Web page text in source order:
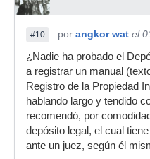
#10 por angkor wat el
¿Nadie ha probado el
a registrar un manual
Registro de la Propiedad
hablando largo y tendido
recomendó, por
depósito legal, el cual
ante un juez, según él